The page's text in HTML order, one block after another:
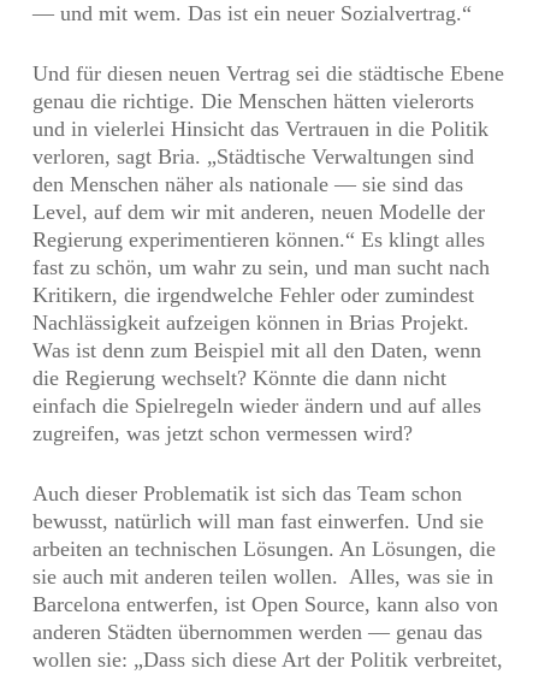
— und mit wem. Das ist ein neuer Sozialvertrag.“
Und für diesen neuen Vertrag sei die städtische Ebene
genau die richtige. Die Menschen hätten vielerorts
und in vielerlei Hinsicht das Vertrauen in die Politik
verloren, sagt Bria. „Städtische Verwaltungen sind
den Menschen näher als nationale — sie sind das
Level, auf dem wir mit anderen, neuen Modelle der
Regierung experimentieren können.“ Es klingt alles
fast zu schön, um wahr zu sein, und man sucht nach
Kritikern, die irgendwelche Fehler oder zumindest
Nachlässigkeit aufzeigen können in Brias Projekt.
Was ist denn zum Beispiel mit all den Daten, wenn
die Regierung wechselt? Könnte die dann nicht
einfach die Spielregeln wieder ändern und auf alles
zugreifen, was jetzt schon vermessen wird?
Auch dieser Problematik ist sich das Team schon
bewusst, natürlich will man fast einwerfen. Und sie
arbeiten an technischen Lösungen. An Lösungen, die
sie auch mit anderen teilen wollen. Alles, was sie in
Barcelona entwerfen, ist Open Source, kann also von
anderen Städten übernommen werden — genau das
wollen sie: „Dass sich diese Art der Politik verbreitet,